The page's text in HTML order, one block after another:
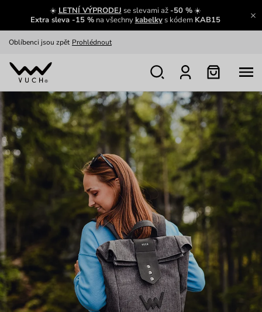
☀️ LETNÍ VÝPRODEJ se slevami až -50 %☀️
Extra sleva -15 %na všechnykabelkys kódem KAB15
Výměna a vrácení zdarma Zobrazit
Oblíbenci jsou zpět Prohlédnout
Nech se inspirovat